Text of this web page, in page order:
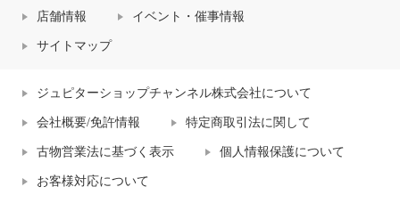
店舗情報 イベント・催事情報
サイトマップ
ジュピターショップチャンネル株式会社について
会社概要/免許情報 特定商取引法に関して
古物営業法に基づく表示 個人情報保護について
お客様対応について